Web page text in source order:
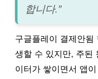
합니다.”
구글플레이 결제안됨
생할 수 있지만, 주된
이터가 쌓이면서 앱